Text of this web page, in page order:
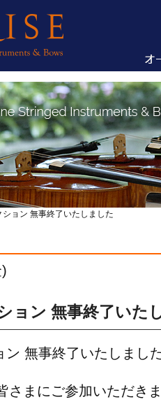
ョン 無事終了いたしました
ョン 無事終了いた
ン 無事終了いたしまし
さまにご参加いただき